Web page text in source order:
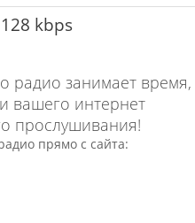
kbps
радио занимает время,
вашего интернет
прослушивания!
прямо с сайта: